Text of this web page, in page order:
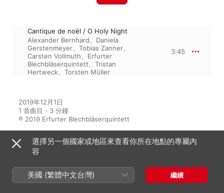
Cantique de noël / O Holy Night
Alexander Bernhard
Daniela
Gerstenmeyer
Tobias Zanner
Carsten Vollmuth
Erfurter
Blechbläserquintett
Tristan
Hertweck
Torsten Müller
3:45
2019年12月1日
1 首曲目・3 分鐘
℗ 2019 Erfurter Blechbläserquintett
來自專輯
選擇另一個國家或地區來查看你所在地點的專屬內
容
美國 (繁體中文台灣) 繼續